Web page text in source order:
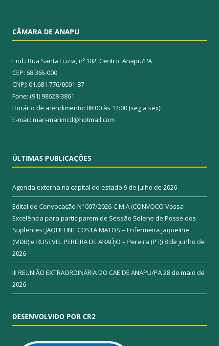
CÂMARA DE ANAPU
End.: Rua Santa Luzia, nº 102, Centro. Anapu/PA
CEP: 68.365-000
CNPJ: 01.681.776/0001-87
Fone: (91) 98628-3861
Horário de atendimento: 08:00 às 12:00 (seg a sex)
E-mail: mari-marimcd@hotmail.com
ÚLTIMAS PUBLICAÇÕES
Agenda externa na capital do estado 9 de julho de 2026
Edital de Convocação Nº 007/2026-C.M.A (CONVOCO Vossa
Excelência para participarem de Sessão Solene de Posse dos
Suplentes: JAQUELINE COSTA MATOS – Enfermeira Jaqueline
(MDB) e RUSEVEL PEREIRA DE ARAÚJO – Pereira (PT)) 8 de junho de
2026
III REUNIÃO EXTRAORDINÁRIA DO CAE DE ANAPU/PA28 de maio de
2026
DESENVOLVIDO POR CR2